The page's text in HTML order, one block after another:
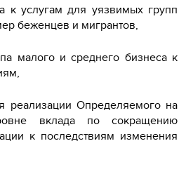
к услугам для уязвимых групп
беженцев и мигрантов,
малого и среднего бизнеса к
реализации Определяемого на
вклада по сокращению
к последствиям изменения